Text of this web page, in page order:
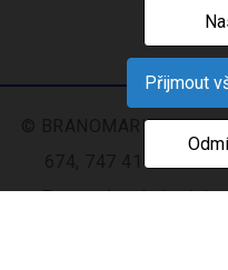
© BRANOMARKET
674, 747 41 Hradec
Zapsaná v
Přijmout